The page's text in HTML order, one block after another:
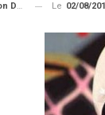
Le 02/08/